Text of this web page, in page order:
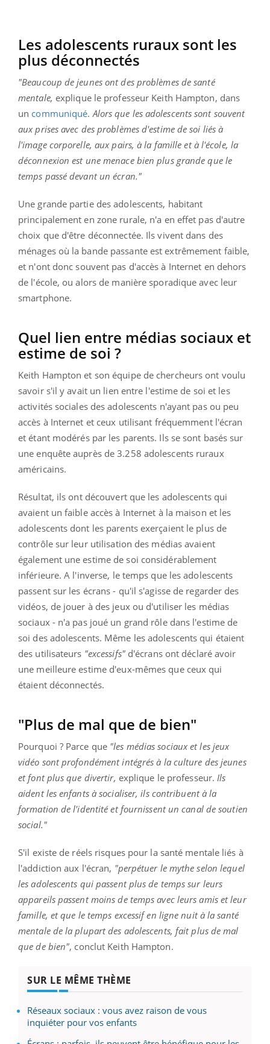
Les adolescents ruraux sont les
plus déconnectés
"Beaucoup de jeunes ont des problèmes de santé
mentale, explique le professeur Keith Hampton, dans
un communiqué. Alors que les adolescents sont souvent
aux prises avec des problèmes d'estime de soi liés à
l'image corporelle, aux pairs, à la famille et à l'école, la
déconnexion est une menace bien plus grande que le
temps passé devant un écran."
Une grande partie des adolescents, habitant
principalement en zone rurale, n'a en effet pas d'autre
choix que d'être déconnectée. Ils vivent dans des
ménages où la bande passante est extrêmement faible,
et n'ont donc souvent pas d'accès à Internet en dehors
de l'école, ou alors de manière sporadique avec leur
smartphone.
Quel lien entre médias sociaux et
estime de soi ?
Keith Hampton et son équipe de chercheurs ont voulu
savoir s'il y avait un lien entre l'estime de soi et les
activités sociales des adolescents n'ayant pas ou peu
accès à Internet et ceux utilisant fréquemment l'écran
et étant modérés par les parents. Ils se sont basés sur
une enquête auprès de 3.258 adolescents ruraux
américains.
Résultat, ils ont découvert que les adolescents qui
avaient un faible accès à Internet à la maison et les
adolescents dont les parents exerçaient le plus de
contrôle sur leur utilisation des médias avaient
également une estime de soi considérablement
inférieure. A l'inverse, le temps que les adolescents
passent sur les écrans - qu'il s'agisse de regarder des
vidéos, de jouer à des jeux ou d'utiliser les médias
sociaux - n'a pas joué un grand rôle dans l'estime de
soi des adolescents. Même les adolescents qui étaient
des utilisateurs "excessifs"d'écrans ont déclaré avoir
une meilleure estime d'eux-mêmes que ceux qui
étaient déconnectés.
"Plus de mal que de bien"
Pourquoi ? Parce que "les médias sociaux et les jeux
vidéo sont profondément intégrés à la culture des jeunes
et font plus que divertir, explique le professeur. Ils
aident les enfants à socialiser, ils contribuent à la
formation de l'identité et fournissent un canal de soutien
social."
S'il existe de réels risques pour la santé mentale liés à
l'addiction aux l'écran, "perpétuer le mythe selon lequel
les adolescents qui passent plus de temps sur leurs
appareils passent moins de temps avec leurs amis et leur
famille, et que le temps excessif en ligne nuit à la santé
mentale de la plupart des adolescents, fait plus de mal
que de bien", conclut Keith Hampton.
SUR LE MÊME THÈME
Réseaux sociaux : vous avez raison de vous
inquiéter pour vos enfants